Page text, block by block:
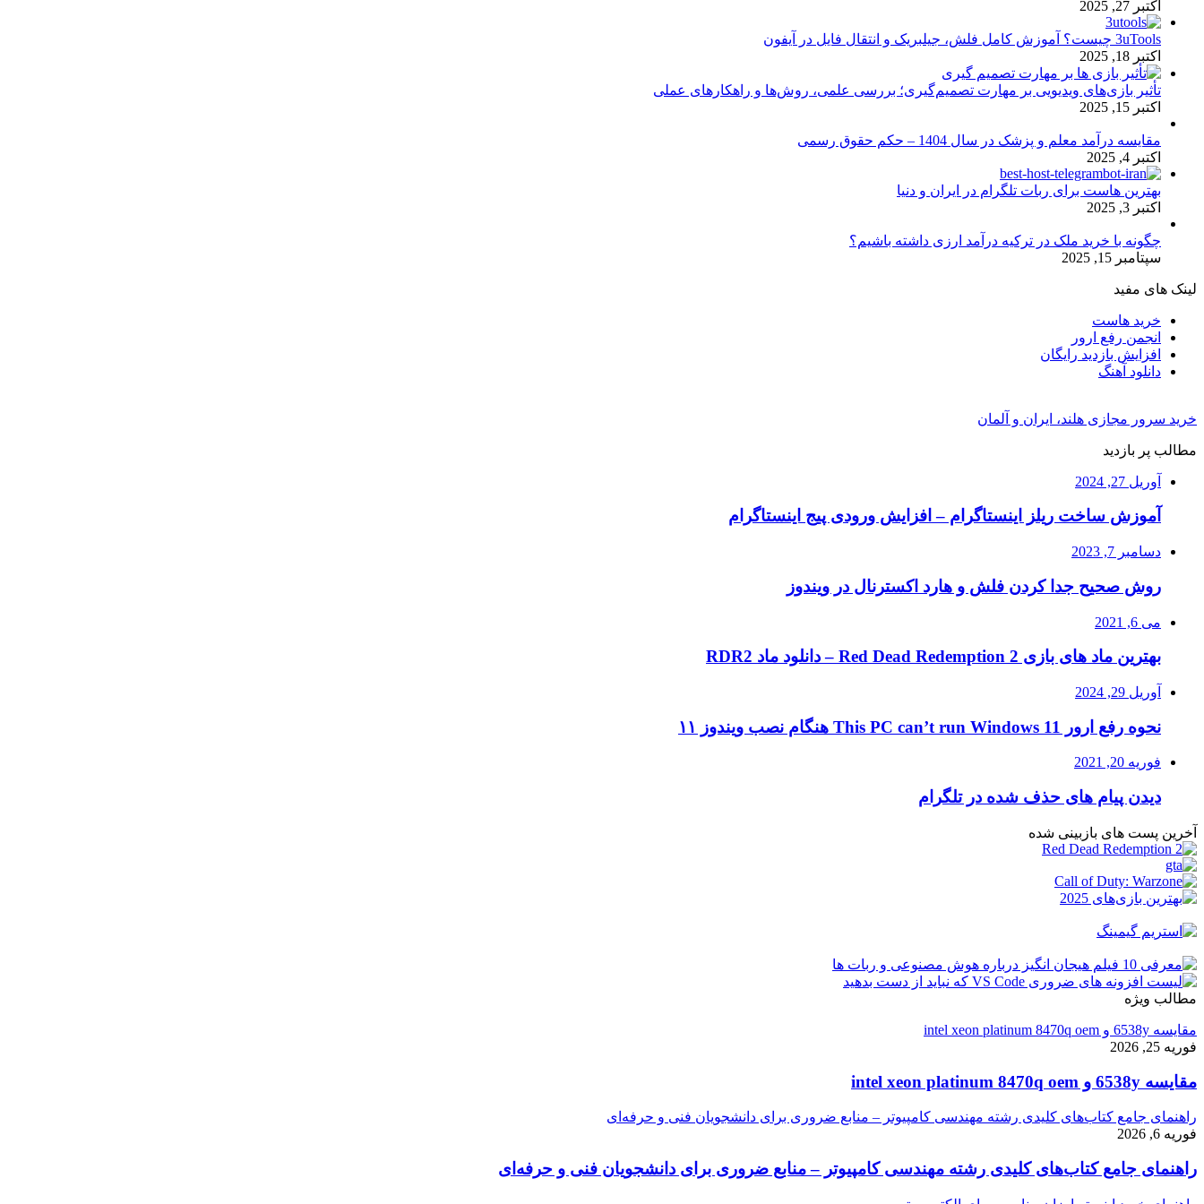
اکتبر 27, 2025
3uTools چیست؟ آموزش کامل فلش، جیلبریک و انتقال فایل در آیفون
اکتبر 18, 2025
تأثیر بازی‌های ویدیویی بر مهارت تصمیم‌گیری؛ بررسی علمی، روش‌ها و راهکارهای عملی
اکتبر 15, 2025
مقایسه درآمد معلم و پزشک در سال 1404 – حکم حقوق رسمی
اکتبر 4, 2025
بهترین هاست برای ربات تلگرام در ایران و دنیا
اکتبر 3, 2025
چگونه با خرید ملک در ترکیه درآمد ارزی داشته باشیم؟
سپتامبر 15, 2025
لینک های مفید
خرید هاست
انجمن رفع ارور
افزایش بازدید رایگان
دانلود آهنگ
خرید سرور مجازی هلند، ایران و آلمان
مطالب پر بازدید
آوریل 27, 2024
آموزش ساخت ریلز اینستاگرام – افزایش ورودی پیج اینستاگرام
دسامبر 7, 2023
روش صحیح جدا کردن فلش و هارد اکسترنال در ویندوز
می 6, 2021
بهترین ماد های بازی Red Dead Redemption 2 – دانلود ماد RDR2
آوریل 29, 2024
نحوه رفع ارور This PC can’t run Windows 11 هنگام نصب ویندوز ۱۱
فوریه 20, 2021
دیدن پیام های حذف شده در تلگرام
آخرین پست های بازبینی شده
مطالب ویژه
مقایسه 6538y و intel xeon platinum 8470q oem
فوریه 25, 2026
مقایسه 6538y و intel xeon platinum 8470q oem
راهنمای جامع کتاب‌های کلیدی رشته مهندسی کامپیوتر – منابع ضروری برای دانشجویان فنی و حرفه‌ای
فوریه 6, 2026
راهنمای جامع کتاب‌های کلیدی رشته مهندسی کامپیوتر – منابع ضروری برای دانشجویان فنی و حرفه‌ای